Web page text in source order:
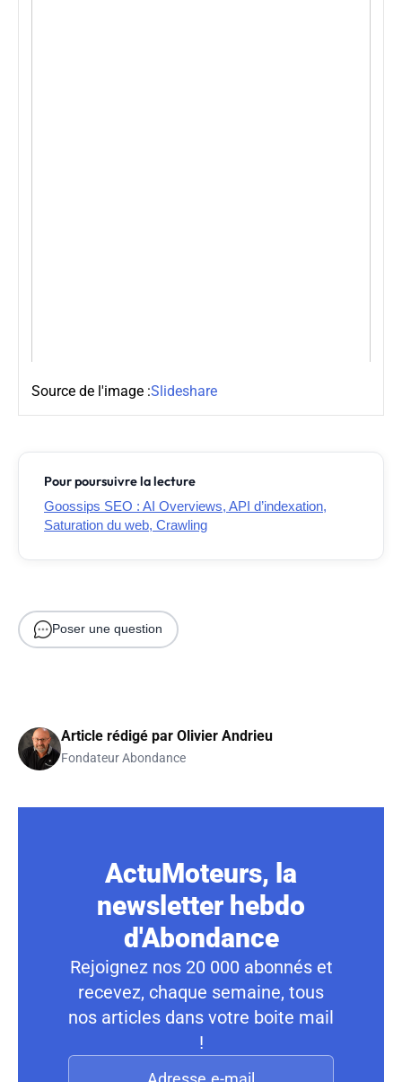
Source de l'image :Slideshare
Pour poursuivre la lecture
Goossips SEO : AI Overviews, API d’indexation,
Saturation du web, Crawling
Poser une question
Article rédigé par Olivier Andrieu
Fondateur Abondance
ActuMoteurs, la
newsletter hebdo
d'Abondance
Rejoignez nos 20 000 abonnés et
recevez, chaque semaine, tous
nos articles dans votre boite mail
!